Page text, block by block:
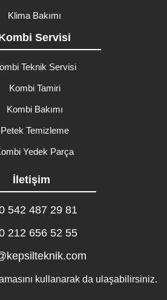
Klima Bakımı
Servisi
Teknik Servisi
Kombi Tamiri
Kombi Bakımı
Petek Temizleme
Yedek Parça
İletişim
542 487 29 81
212 656 52 55
kullanarak da ulaşabilirsiniz.